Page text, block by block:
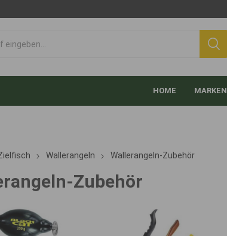
HOME MARKEN
Wallerangeln Wallerangeln-Zubehör
Zubehör